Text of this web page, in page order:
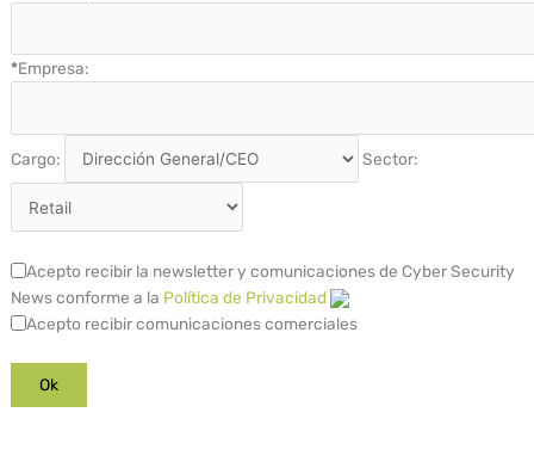
*Empresa:
Cargo: Sector:
Acepto recibir la newsletter y comunicaciones de Cyber Security
News conforme a la Política de Privacidad
Acepto recibir comunicaciones comerciales